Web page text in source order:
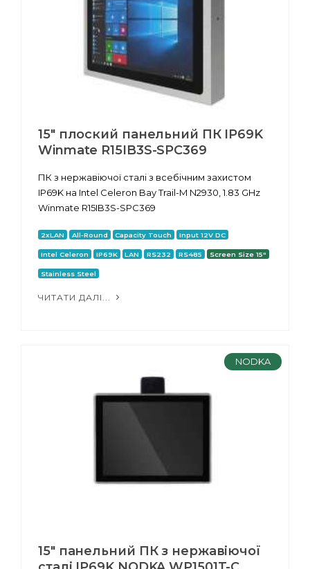
15" плоский панельний ПК IP69K
Winmate R15IB3S-SPC369
ПК з нержавіючої сталі з всебічним захистом
IP69K на Intel Celeron Bay Trail-M N2930, 1.83 GHz
Winmate R15IB3S-SPC369
2xLAN All-Round Capacity Touch Input 12V DC
Intel Celeron IP69K LAN RS232 RS485 Screen Size 15"
Stainless Steel
ЧИТАТИ ДАЛІ...
NODKA
15" панельний ПК з нержавіючої